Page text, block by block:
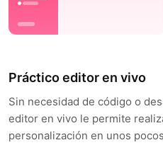
Práctico editor en vivo
Sin necesidad de código o
editor en vivo le permite
personalización en unos